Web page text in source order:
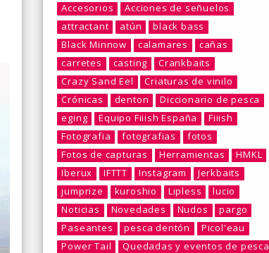
Accesorios
Acciones de señuelos
attractant
atún
black bass
Black Minnow
calamares
cañas
carretes
casting
Crankbaits
Crazy Sand Eel
Criaturas de vinilo
Crónicas
denton
Diccionario de pesca
eging
Equipo Fiiish España
Fiiish
Fotografia
fotografias
fotos
Fotos de capturas
Herramientas
HMKL
Iberux
IFTTT Instagram
Jerkbaits
jumprize
kuroshio Lipless
lucio
Noticias
Novedades Nudos
pargo
Paseantes
pesca dentón
Picol'eau
Power Tail
Quedadas y eventos de pesca